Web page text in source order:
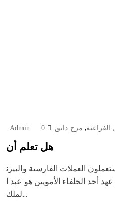
Admin الفراعنة, مرج دابق
هل تعلم أن
العملات الفارسية والبيزن
أحد الخلفاء الأمويين هو عبد ا
لملك…